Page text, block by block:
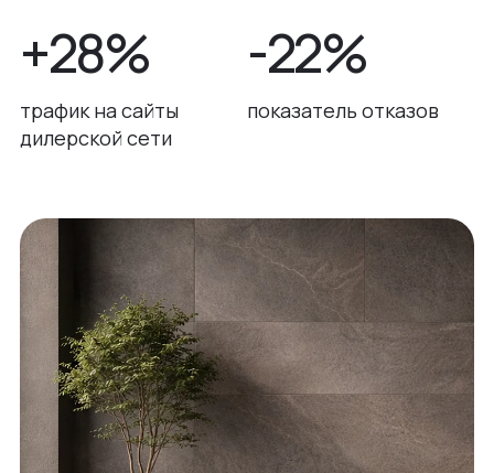
+28%
трафик на сайты
дилерской сети
-22%
показатель отказов